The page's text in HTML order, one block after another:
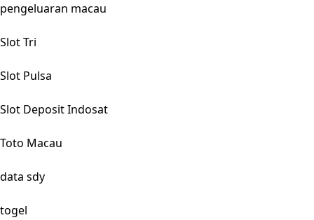
pengeluaran macau
Slot Tri
Slot Pulsa
Slot Deposit Indosat
Toto Macau
data sdy
togel